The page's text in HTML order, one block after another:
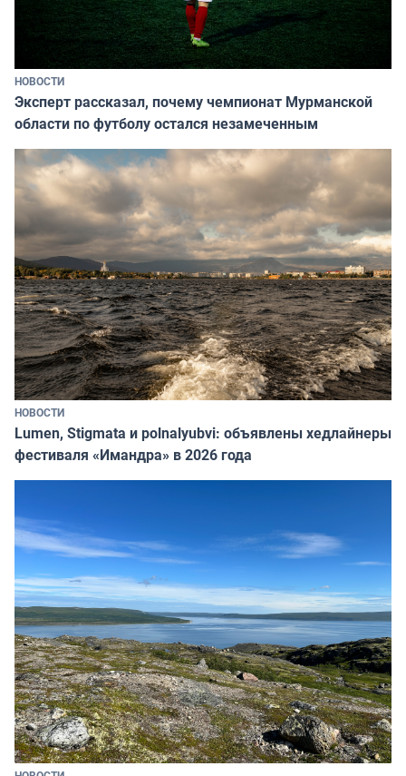
НОВОСТИ
Эксперт рассказал, почему чемпионат Мурманской
области по футболу остался незамеченным
НОВОСТИ
Lumen, Stigmata и polnalyubvi: объявлены хедлайнеры
фестиваля «Имандра» в 2026 года